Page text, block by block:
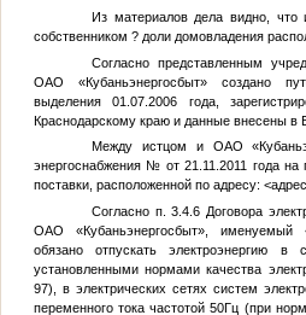
Из материалов дела видно, что
собственником ? доли домовладения
Согласно представленным
ОАО «Кубаньэнергосбыт» создано
выделения 01.07.2006 года,
Краснодарскому краю и данные внесены в
Между истцом и ОАО
энергоснабжения № от 21.11.2011 года на
поставки, расположенной по адресу:
Согласно п. 3.4.6 Договора
ОАО «Кубаньэнергосбыт», именуемый
обязано отпускать электроэнергию в
установленными нормами качества
97), в электрических сетях систем
переменного тока частотой 50Гц (при